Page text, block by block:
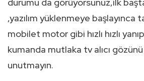
durumu da görüyorsunuz,ilk
,yazılım yüklenmeye başlayınca
mobilet motor gibi hızlı hızlı
kumanda mutlaka tv alıcı
unutmayın.